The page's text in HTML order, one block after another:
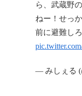
ら、武蔵野
ねー！せっ
前に避難し
— みしぇる